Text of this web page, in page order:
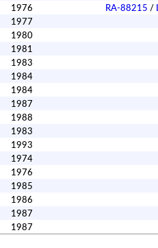
1976 RA-88215 /
1977
1980
1981
1983
1984
1984
1987
1988
1983
1993
1974
1976
1985
1986
1987
1987